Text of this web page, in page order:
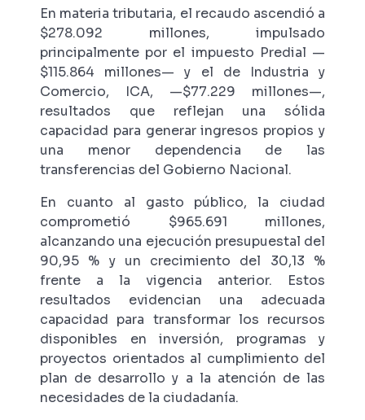
En materia tributaria, el recaudo ascendió a
$278.092 millones, impulsado
principalmente por el impuesto Predial —
$115.864 millones— y el de Industria y
Comercio, ICA, —$77.229 millones—,
resultados que reflejan una sólida
capacidad para generar ingresos propios y
una menor dependencia de las
transferencias del Gobierno Nacional.
En cuanto al gasto público, la ciudad
comprometió $965.691 millones,
alcanzando una ejecución presupuestal del
90,95 % y un crecimiento del 30,13 %
frente a la vigencia anterior. Estos
resultados evidencian una adecuada
capacidad para transformar los recursos
disponibles en inversión, programas y
proyectos orientados al cumplimiento del
plan de desarrollo y a la atención de las
necesidades de la ciudadanía.